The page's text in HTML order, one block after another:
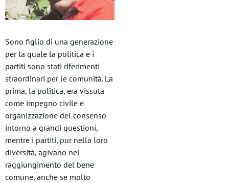
Sono figlio di una generazione
per la quale la politica e i
partiti sono stati riferimenti
straordinari per le comunità. La
prima, la politica, era vissuta
come impegno civile e
organizzazione del consenso
intorno a grandi questioni,
mentre i partiti, pur nella loro
diversità, agivano nel
raggiungimento del bene
comune, anche se molto